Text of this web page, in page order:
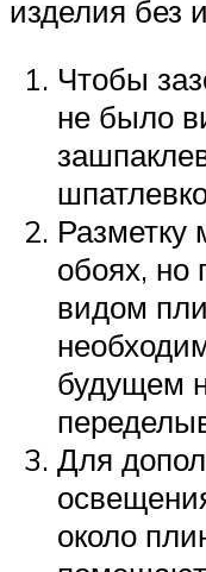
изделия без
Чтобы
не было
Разметку
обоях, но
видом
будущем
Для
около